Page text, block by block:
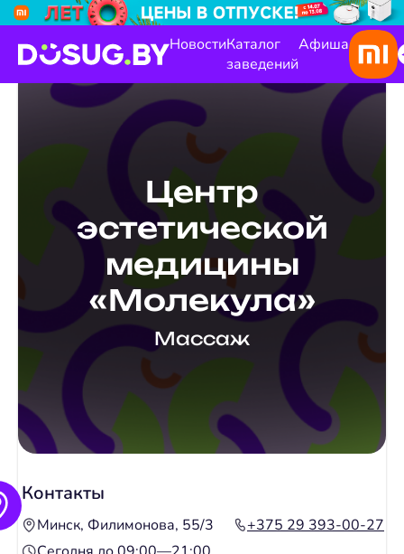
НовостиКаталог
заведений
Афиша
Центр
эстетической
медицины
«Молекула»
Массаж
Контакты
Минск, Филимонова, 55/3
+375 29 393-00-27